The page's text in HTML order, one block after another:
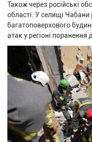
Також через російські
області. У селищі
багатоповерхового
атак у регіоні